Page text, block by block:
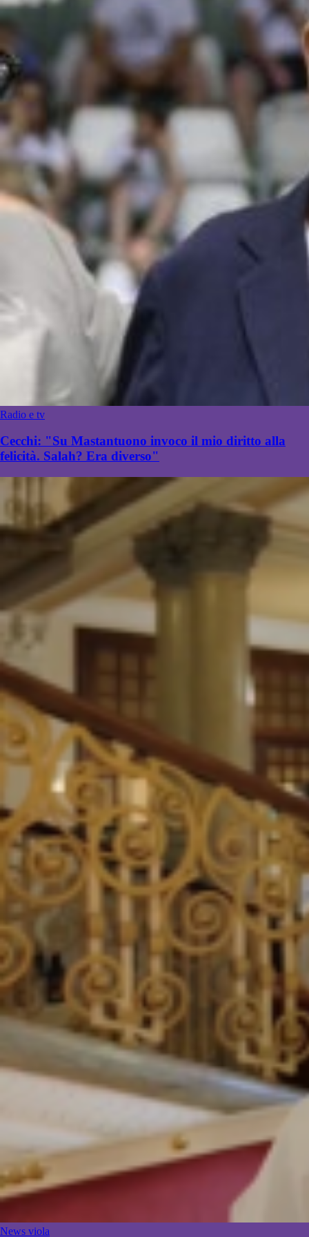
Radio e tv
Cecchi: "Su Mastantuono invoco il mio diritto alla
felicità. Salah? Era diverso"
News viola